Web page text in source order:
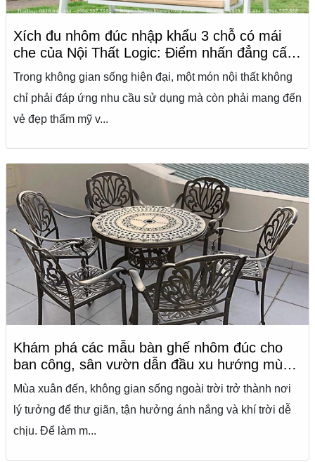
Xích đu nhôm đúc nhập khẩu 3 chỗ có mái
che của Nội Thất Logic: Điểm nhấn đẳng cấp
và sang trọng cho không gian ngoài trời của
Trong không gian sống hiện đại, một món nội thất không
chỉ phải đáp ứng nhu cầu sử dụng mà còn phải mang đến
vẻ đẹp thẩm mỹ v...
Khám phá các mẫu bàn ghế nhôm đúc cho
ban công, sân vườn dẫn đầu xu hướng mùa
xuân từ Nội Thất Logic
Mùa xuân đến, không gian sống ngoài trời trở thành nơi
lý tưởng để thư giãn, tận hưởng ánh nắng và khí trời dễ
chịu. Để làm m...